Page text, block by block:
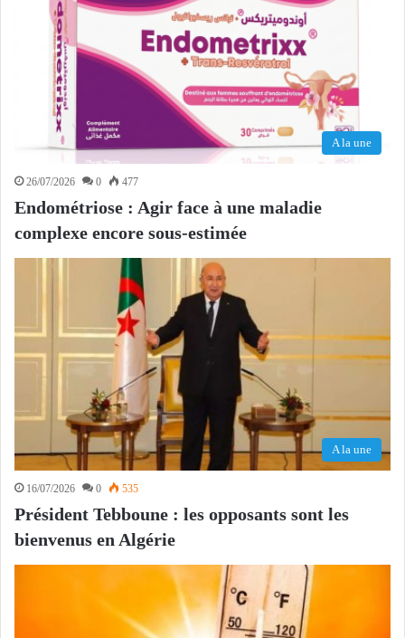
A la une
26/07/2026 0 477
Endométriose : Agir face à une maladie
complexe encore sous-estimée
A la une
16/07/2026 0 535
Président Tebboune : les opposants sont les
bienvenus en Algérie